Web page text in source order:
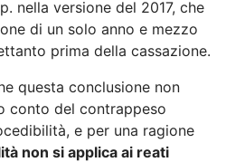
nella versione del 2017, che
di un solo anno e mezzo
prima della cassazione.
questa conclusione non
conto del contrappeso
e per una ragione
non si applica ai reati